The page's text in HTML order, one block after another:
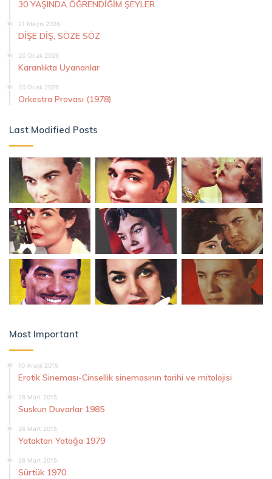
30 YAŞINDA ÖĞRENDİĞİM ŞEYLER
21 Mayıs 2026
DİŞE DİŞ, SÖZE SÖZ
20 Ocak 2026
Karanlıkta Uyananlar
20 Ocak 2026
Orkestra Provası (1978)
Last Modified Posts
Most Important
10 Aralık 2015
Erotik Sineması-Cinsellik sinemasının tarihi ve mitolojisi
26 Mart 2015
Suskun Duvarlar 1985
26 Mart 2015
Yataktan Yatağa 1979
26 Mart 2015
Sürtük 1970